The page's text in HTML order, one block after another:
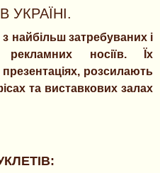
УКРАЇНІ.
найбільш затребуваних і
носіїв. Їх
розсилають
та виставкових залах